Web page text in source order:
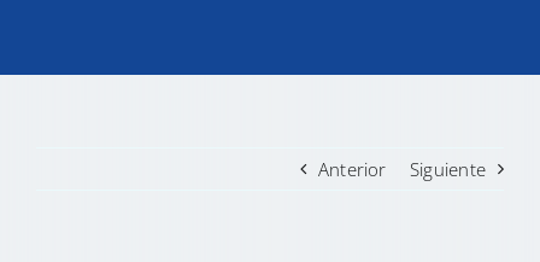
TRANSPARENCIA
Anterior Siguiente